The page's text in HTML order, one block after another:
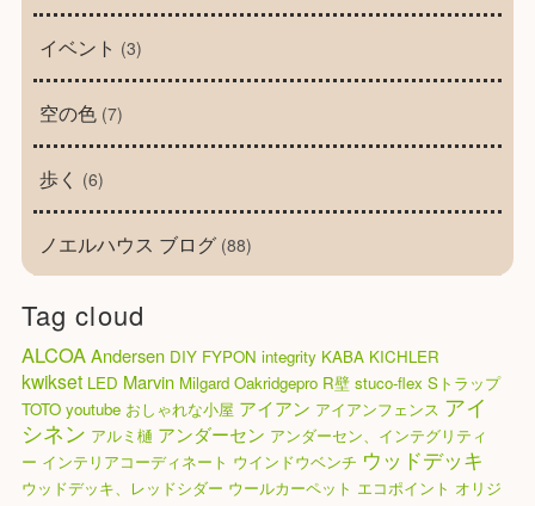
イベント (3)
空の色(7)
歩く (6)
ノエルハウス ブログ(88)
Tag cloud
ALCOAAndersen DIY FYPON integrity KABA KICHLER
kwikset LED Marvin Milgard Oakridgepro R壁 stuco-flex Sトラップ
TOTO youtube おしゃれな小屋 アイアン アイアンフェンス アイ
シネン アルミ樋 アンダーセン アンダーセン、インテグリティ
ー インテリアコーディネート ウインドウベンチ ウッドデッキ
ウッドデッキ、レッドシダー ウールカーペット エコポイント オリジ